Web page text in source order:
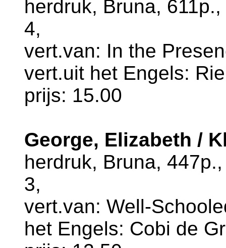
herdruk, Bruna,
4,
vert.van: In the
vert.uit het Engels:
prijs: 15.00
George, Elizabeth /
herdruk, Bruna,
3,
vert.van: Well-
het Engels: Cobi de